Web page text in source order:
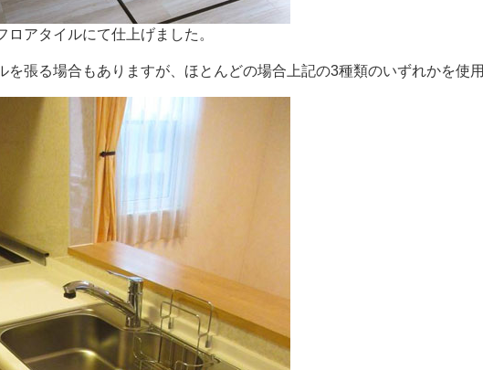
アタイルにて仕上げました。
を張る場合もありますが、ほとんどの場合上記の3種類のいずれかを使用